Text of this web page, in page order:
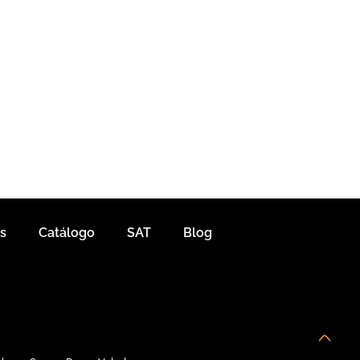
Catálogo SAT Blog